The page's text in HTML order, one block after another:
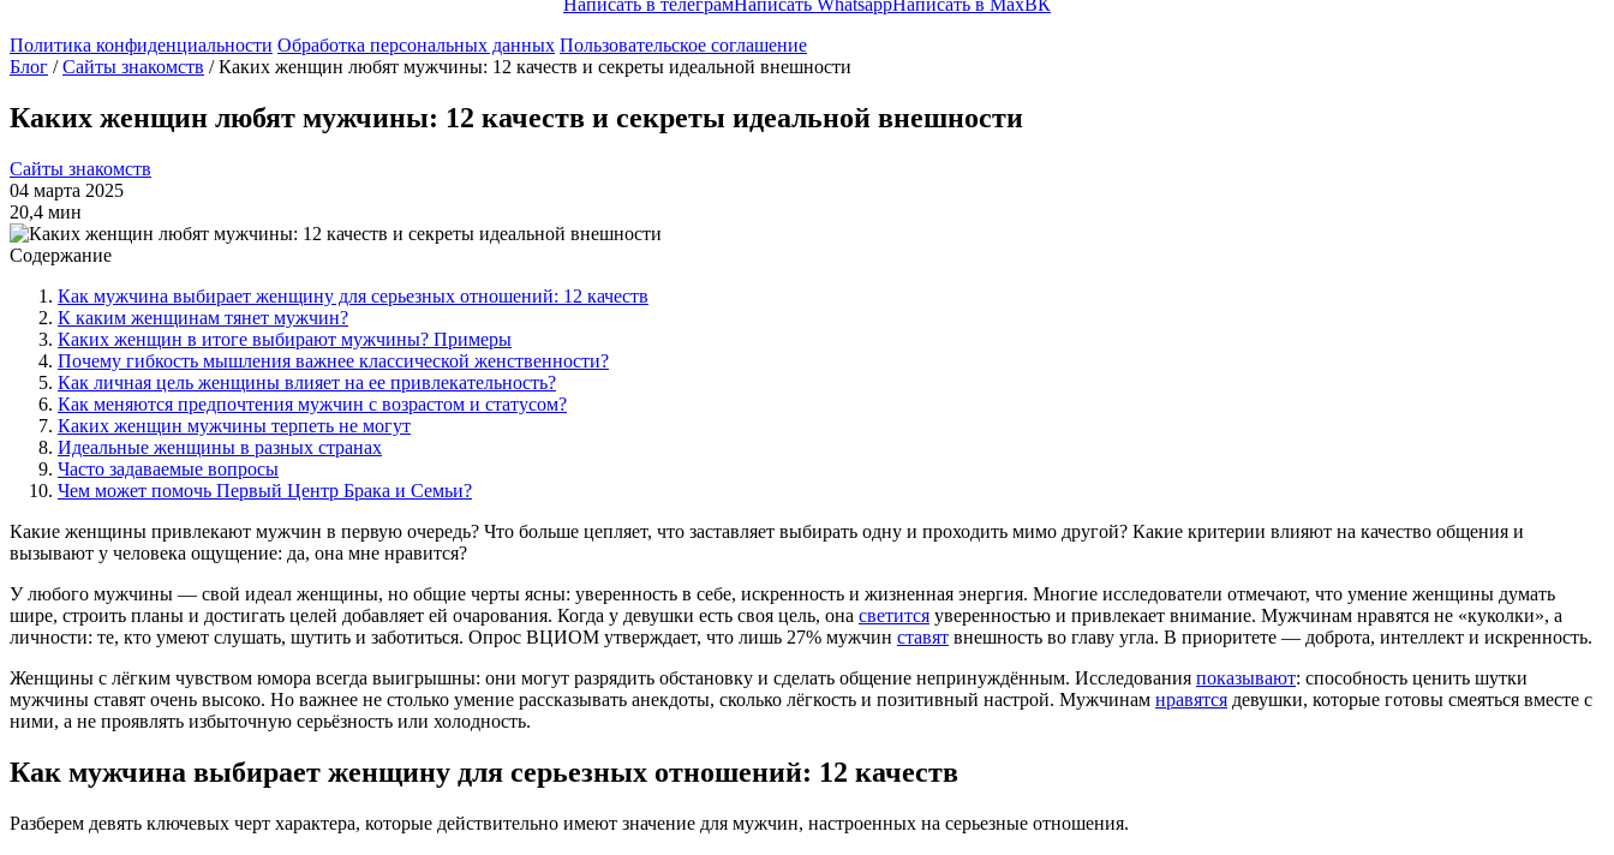
Написать в телеграмНаписать WhatsappНаписать в MaxВК
Политика конфиденциальности Обработка персональных данных Пользовательское соглашение
Блог /Сайты знакомств /Каких женщин любят мужчины: 12 качеств и секреты идеальной внешности
Каких женщин любят мужчины: 12 качеств и секреты идеальной внешности
Сайты знакомств
04 марта 2025
20,4 мин
Содержание
Как мужчина выбирает женщину для серьезных отношений: 12 качеств
К каким женщинам тянет мужчин?
Каких женщин в итоге выбирают мужчины? Примеры
Почему гибкость мышления важнее классической женственности?
Как личная цель женщины влияет на ее привлекательность?
Как меняются предпочтения мужчин с возрастом и статусом?
Каких женщин мужчины терпеть не могут
Идеальные женщины в разных странах
Часто задаваемые вопросы
Чем может помочь Первый Центр Брака и Семьи?
Какие женщины привлекают мужчин в первую очередь? Что больше цепляет, что заставляет выбирать одну и проходить мимо другой? Какие критерии влияют на качество общения и
вызывают у человека ощущение: да, она мне нравится?
У любого мужчины — свой идеал женщины, но общие черты ясны: уверенность в себе, искренность и жизненная энергия. Многие исследователи отмечают, что умение женщины думать
шире, строить планы и достигать целей добавляет ей очарования. Когда у девушки есть своя цель, она светится уверенностью и привлекает внимание​. Мужчинам нравятся не «куколки», а
личности: те, кто умеют слушать, шутить и заботиться. Опрос ВЦИОМ утверждает, что лишь 27% мужчин ставят внешность во главу угла​. В приоритете — доброта, интеллект и искренность.
Женщины с лёгким чувством юмора всегда выигрышны: они могут разрядить обстановку и сделать общение непринуждённым. Исследования показывают: способность ценить шутки
мужчины ставят очень высоко​. Но важнее не столько умение рассказывать анекдоты, сколько лёгкость и позитивный настрой. Мужчинам нравятся девушки, которые готовы смеяться вместе с
ними, а не проявлять избыточную серьёзность или холодность.
Как мужчина выбирает женщину для серьезных отношений: 12 качеств
Разберем девять ключевых черт характера, которые действительно имеют значение для мужчин, настроенных на серьезные отношения.